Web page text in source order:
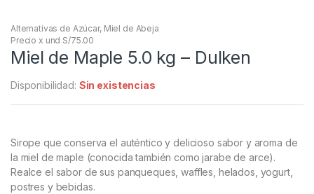
Alternativas de Azúcar, Miel de Abeja
Precio x und S/75.00
Miel de Maple 5.0 kg – Dulken
Disponibilidad: Sin existencias
Sirope que conserva el auténtico y delicioso sabor y aroma de
la miel de maple (conocida también como jarabe de arce).
Realce el sabor de sus panqueques, waffles, helados, yogurt,
postres y bebidas.